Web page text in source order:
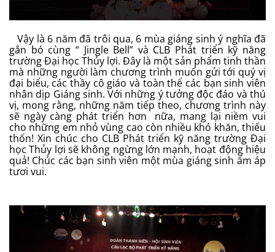
Vậy là 6 năm đã trôi qua, 6 mùa giáng sinh ý nghĩa đã
gắn bó cùng “ Jingle Bell” và CLB Phát triển kỹ năng
trường Đại học Thủy lợi. Đây là một sản phẩm tinh thần
mà những người làm chương trình muốn gửi tới quý vị
đại biểu, các thầy cô giáo và toàn thể các bạn sinh viên
nhân dịp Giáng sinh. Với những ý tưởng độc đáo và thú
vị, mong rằng, những năm tiếp theo, chương trình này
sẽ ngày càng phát triển hơn nữa, mang lại niềm vui
cho những em nhỏ vùng cao còn nhiều khó khăn, thiếu
thốn! Xin chúc cho CLB Phát triển kỹ năng trường Đại
học Thủy lợi sẽ không ngừng lớn mạnh, hoạt động hiệu
quả! Chúc các bạn sinh viên một mùa giáng sinh ấm áp
tươi vui.